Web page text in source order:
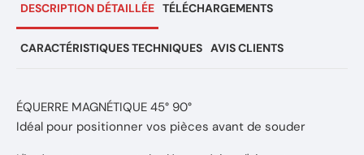
DESCRIPTION DÉTAILLÉE TÉLÉCHARGEMENTS
CARACTÉRISTIQUES TECHNIQUES AVIS CLIENTS
ÉQUERRE MAGNÉTIQUE 45° 90°
Idéal pour positionner vos pièces avant de souder